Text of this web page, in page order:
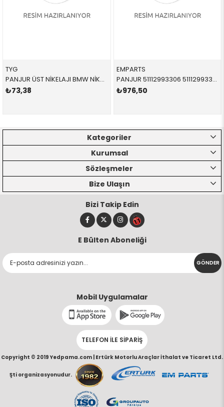
TYG
PANJUR ÜST NİKELAJI BMW NİKELAJSIZ SİLAH SAĞ E90 3 SERİSİ 2006-2008 51137117242 51137117242
₺73,38
EMPARTS
PANJUR 51112993306 51112993306 51112993306 E84 SAĞ 2014-
₺976,50
Kategoriler
Kurumsal
Sözleşmeler
Bize Ulaşın
Bizi Takip Edin
E Bülten Aboneliği
GÖNDER
Mobil Uygulamalar
TELEFON İLE SİPARİŞ
Copyright © 2019 Yedpama.com | Ertürk Motorlu Araçlar İthalat ve Ticaret Ltd.
Şti organizasyonudur.